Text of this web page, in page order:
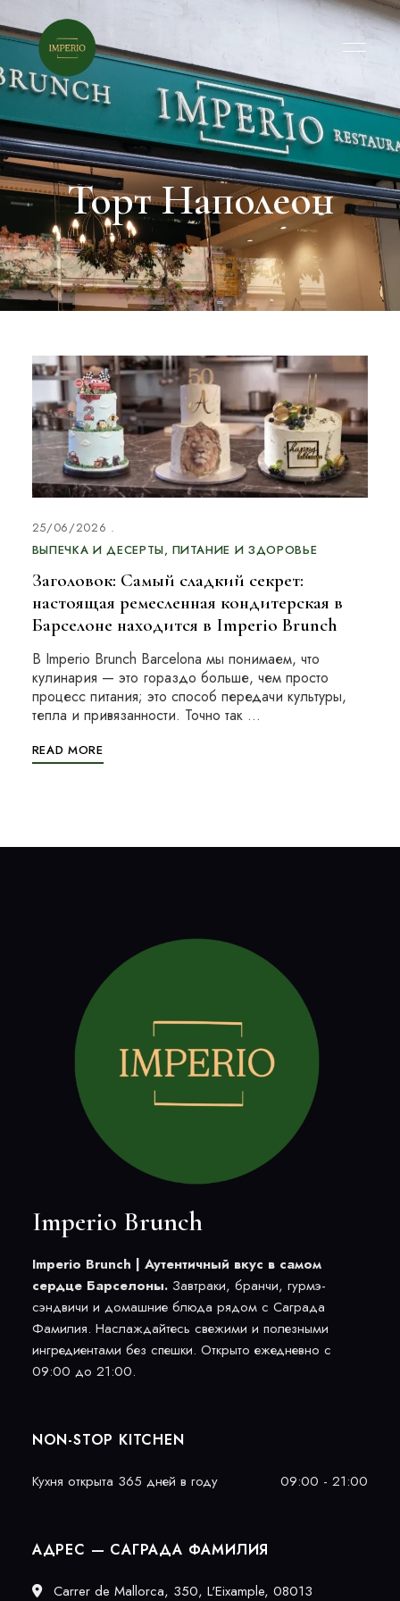
Торт Наполеон
25/06/2026
ВЫПЕЧКА И ДЕСЕРТЫ ПИТАНИЕ И ЗДОРОВЬЕ
Заголовок: Самый сладкий секрет:
настоящая ремесленная кондитерская в
Барселоне находится в Imperio Brunch
В Imperio Brunch Barcelona мы понимаем, что
кулинария — это гораздо больше, чем просто
процесс питания; это способ передачи культуры,
тепла и привязанности. Точно так …
READ MORE
Imperio Brunch
Imperio Brunch | Аутентичный вкус в самом
сердце Барселоны. Завтраки, бранчи, гурмэ-
сэндвичи и домашние блюда рядом с Саграда
Фамилия. Наслаждайтесь свежими и полезными
ингредиентами без спешки. Открыто ежедневно с
09:00 до 21:00.
NON-STOP KITCHEN
Кухня открыта 365 дней в году 09:00 - 21:00
АДРЕС — САГРАДА ФАМИЛИЯ
Carrer de Mallorca, 350, L'Eixample, 08013